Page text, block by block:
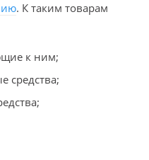
. К таким товарам
к ним;
средства;